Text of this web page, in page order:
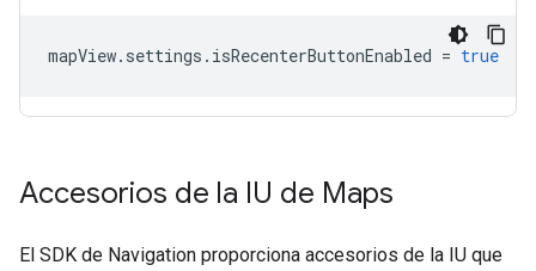
mapView. settings . isRecenterButtonEnabled = true
Accesorios de la IU de Maps
El SDK de Navigation proporciona accesorios de la IU que